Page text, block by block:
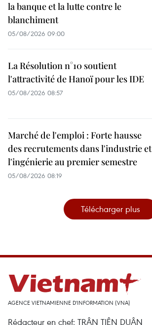
la banque et la lutte contre le
blanchiment
05/08/2026 09:00
La Résolution n°10 soutient
l'attractivité de Hanoï pour les IDE
05/08/2026 08:57
Marché de l'emploi : Forte hausse
des recrutements dans l'industrie et
l'ingénierie au premier semestre
05/08/2026 08:19
Télécharger plus
AGENCE VIETNAMIENNE D'INFORMATION (VNA)
Rédacteur en chef: TRÂN TIÊN DUÂN